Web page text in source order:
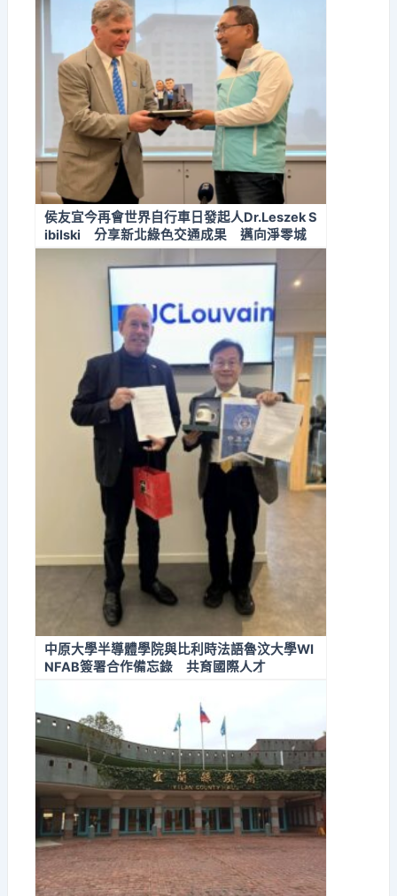
侯友宜今再會世界自行車日發起人Dr.Leszek S
ibilski 分享新北綠色交通成果 邁向淨零城
市願景
中原大學半導體學院與比利時法語魯汶大學WI
NFAB簽署合作備忘錄 共育國際人才